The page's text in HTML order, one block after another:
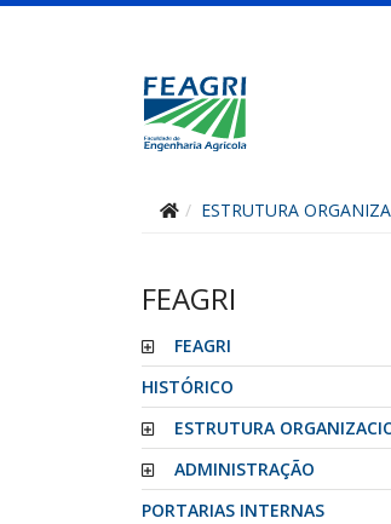
ESTRUTURA
FEAGRI
FEAGRI
HISTÓRICO
ESTRUTURA
ADMINISTRAÇÃO
PORTARIAS INTERNAS